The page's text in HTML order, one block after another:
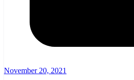
November 20, 2021